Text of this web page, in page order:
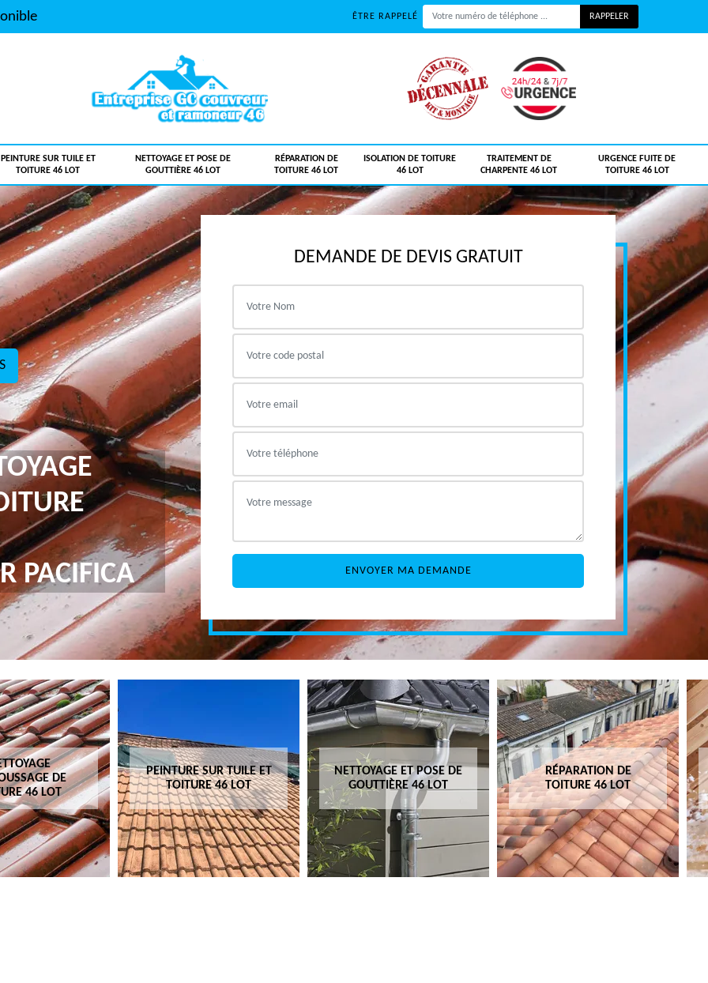
ÊTRE RAPPELÉ
PEINTURE SUR TUILE ET
TOITURE 46 LOT
NETTOYAGE ET POSE DE
GOUTTIÈRE 46 LOT
RÉPARATION DE
TOITURE 46 LOT
ISOLATION DE TOITURE
46 LOT
TRAITEMENT DE
CHARPENTE 46 LOT
URGENCE FUITE DE
TOITURE 46 LOT
PACIFICA
DEMANDE DE DEVIS GRATUIT
DE
46 LOT
PEINTURE SUR TUILE ET
TOITURE 46 LOT
NETTOYAGE ET POSE DE
GOUTTIÈRE 46 LOT
RÉPARATION DE
TOITURE 46 LOT